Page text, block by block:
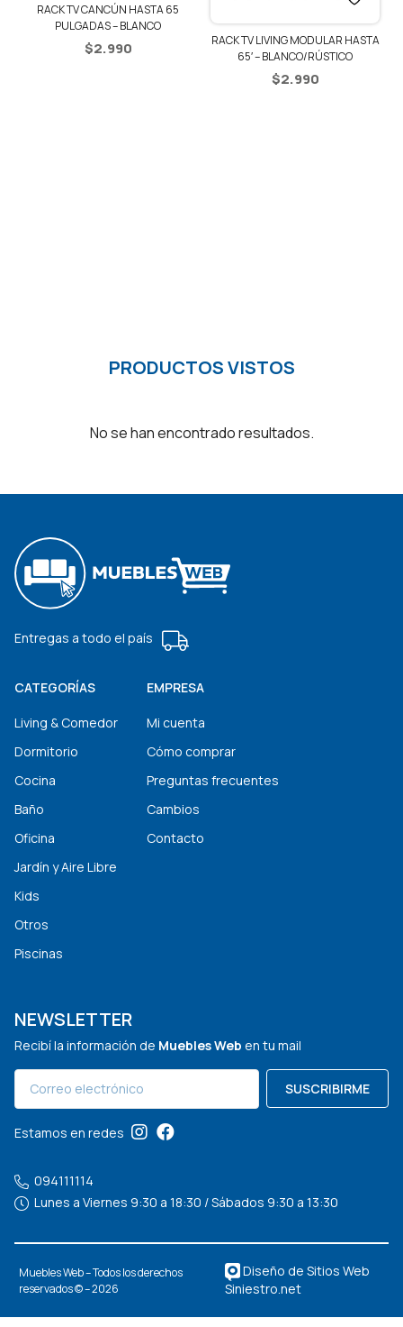
RACK TV CANCÚN HASTA 65
PULGADAS – BLANCO
$2.990
RACK TV LIVING MODULAR HASTA
65′ – BLANCO/RÚSTICO
$2.990
PRODUCTOS VISTOS
No se han encontrado resultados.
Entregas a todo el país
CATEGORÍAS
Living & Comedor
Dormitorio
Cocina
Baño
Oficina
Jardín y Aire Libre
Kids
Otros
Piscinas
EMPRESA
Mi cuenta
Cómo comprar
Preguntas frecuentes
Cambios
Contacto
NEWSLETTER
Recibí la información de Muebles Web en tu mail
SUSCRIBIRME
Estamos en redes
094111114
Lunes a Viernes 9:30 a 18:30 / Sábados 9:30 a 13:30
Muebles Web – Todos los derechos
reservados © – 2026
Diseño de Sitios Web
Siniestro.net